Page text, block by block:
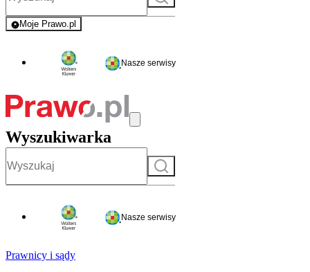
Moje Prawo.pl
- rejestracja i logowanie do serwisu
Nasze serwisy
Wyszukiwarka
Szukaj
Nasze serwisy
Prawnicy i sądy